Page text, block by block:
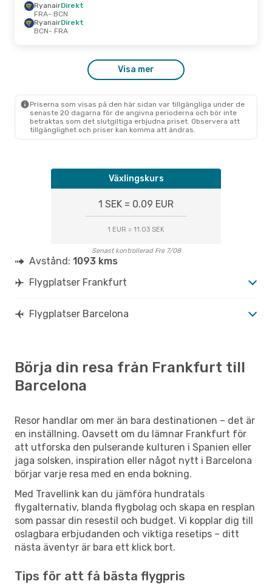
RyanairDirekt
FRA- BCN
RyanairDirekt
BCN- FRA
Visa mer
Priserna som visas på den här sidan var tillgängliga under de
senaste 20 dagarna för de angivna perioderna och bör inte
betraktas som det slutgiltiga erbjudna priset. Observera att
tillgänglighet och priser kan komma att ändras.
Växlingskurs
1 SEK = 0.09 EUR
1 EUR = 11.03 SEK
Senast kontrollerad Fre 7/08
Avstånd: 1093 kms
Flygplatser Frankfurt
Flygplatser Barcelona
Börja din resa från Frankfurt till
Barcelona
Resor handlar om mer än bara destinationen – det är
en inställning. Oavsett om du lämnar Frankfurt för
att utforska den pulserande kulturen i Spanien eller
jaga solsken, inspiration eller något nytt i Barcelona
börjar varje resa med en enda bokning.
Med Travellink kan du jämföra hundratals
flygalternativ, blanda flygbolag och skapa en resplan
som passar din resestil och budget. Vi kopplar dig till
oslagbara erbjudanden och viktiga resetips – ditt
nästa äventyr är bara ett klick bort.
Tips för att få bästa flygpris